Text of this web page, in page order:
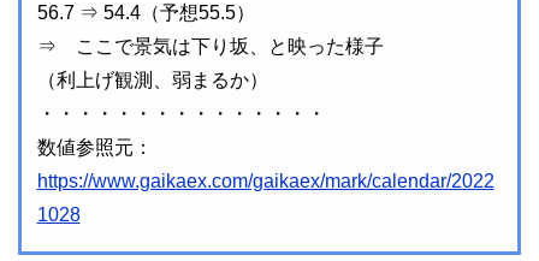
56.7 ⇒ 54.4（予想55.5）
⇒ ここで景気は下り坂、と映った様子
（利上げ観測、弱まるか）
・・・・・・・・・・・・・・・
数値参照元：
https://www.gaikaex.com/gaikaex/mark/calendar/2022
1028